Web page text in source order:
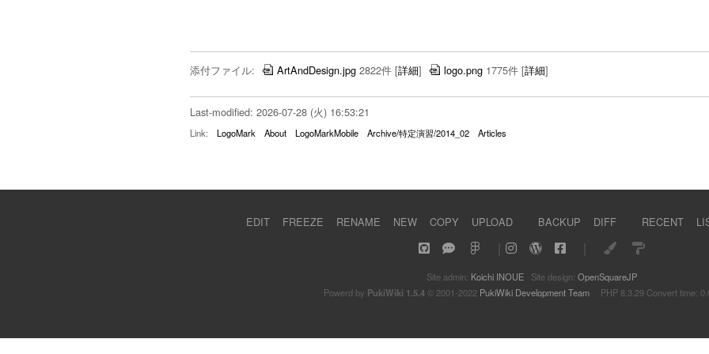
添付ファイル: ArtAndDesign.jpg 2822件 [詳細] logo.png 1775件 [詳細]
Last-modified: 2026-07-28 (火) 16:53:21
Link: LogoMark About LogoMarkMobile Archive/特定演習/2014_02 Articles
EDIT FREEZE RENAME NEW COPY UPLOAD BACKUP DIFF RECENT
Site admin: Koichi INOUE Site design: OpenSquareJP
Powerd by PukiWiki 1.5.4© 2001-2022 PukiWiki Development TeamPHP 8.3.29 Convert time: